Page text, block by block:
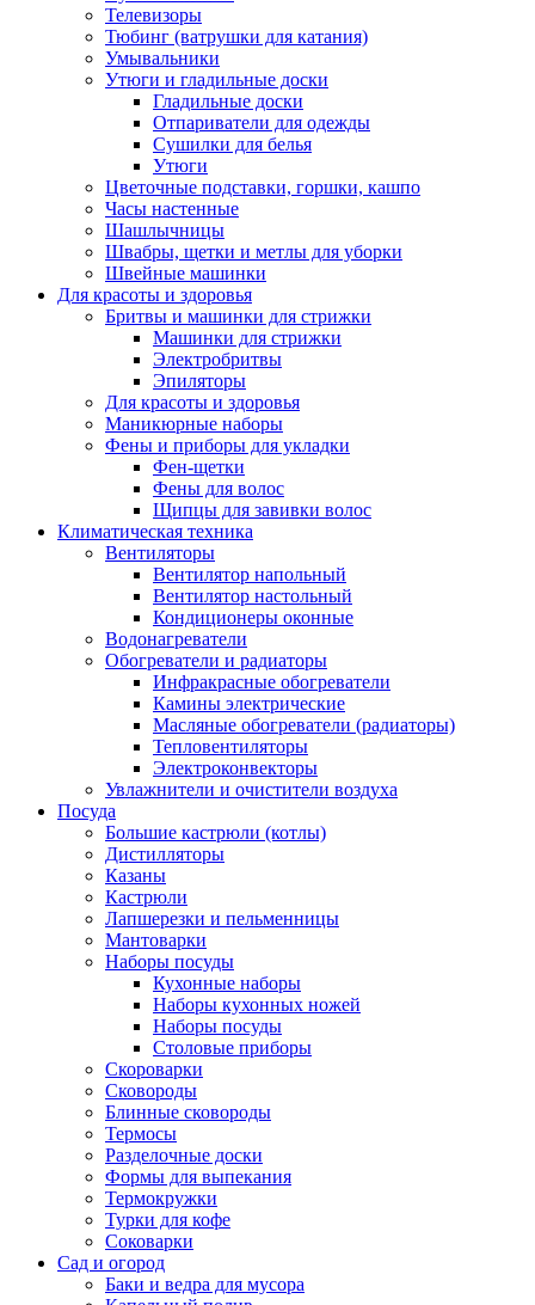
Телевизоры
Тюбинг (ватрушки для катания)
Умывальники
Утюги и гладильные доски
Гладильные доски
Отпариватели для одежды
Сушилки для белья
Утюги
Цветочные подставки, горшки, кашпо
Часы настенные
Шашлычницы
Швабры, щетки и метлы для уборки
Швейные машинки
Для красоты и здоровья
Бритвы и машинки для стрижки
Машинки для стрижки
Электробритвы
Эпиляторы
Для красоты и здоровья
Маникюрные наборы
Фены и приборы для укладки
Фен-щетки
Фены для волос
Щипцы для завивки волос
Климатическая техника
Вентиляторы
Вентилятор напольный
Вентилятор настольный
Кондиционеры оконные
Водонагреватели
Обогреватели и радиаторы
Инфракрасные обогреватели
Камины электрические
Масляные обогреватели (радиаторы)
Тепловентиляторы
Электроконвекторы
Увлажнители и очистители воздуха
Посуда
Большие кастрюли (котлы)
Дистилляторы
Казаны
Кастрюли
Лапшерезки и пельменницы
Мантоварки
Наборы посуды
Кухонные наборы
Наборы кухонных ножей
Наборы посуды
Столовые приборы
Скороварки
Сковороды
Блинные сковороды
Термосы
Разделочные доски
Формы для выпекания
Термокружки
Турки для кофе
Соковарки
Сад и огород
Баки и ведра для мусора